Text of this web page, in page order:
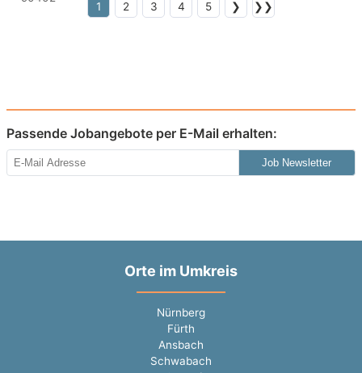
1 2 3 4 5 ❯ ❯❯
Passende Jobangebote per E-Mail erhalten:
Job Newsletter
Orte im Umkreis
Nürnberg
Fürth
Ansbach
Schwabach